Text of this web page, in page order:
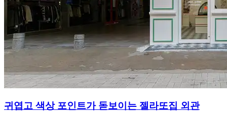
귀엽고 색상 포인트가 돋보이는 젤라또집 외관